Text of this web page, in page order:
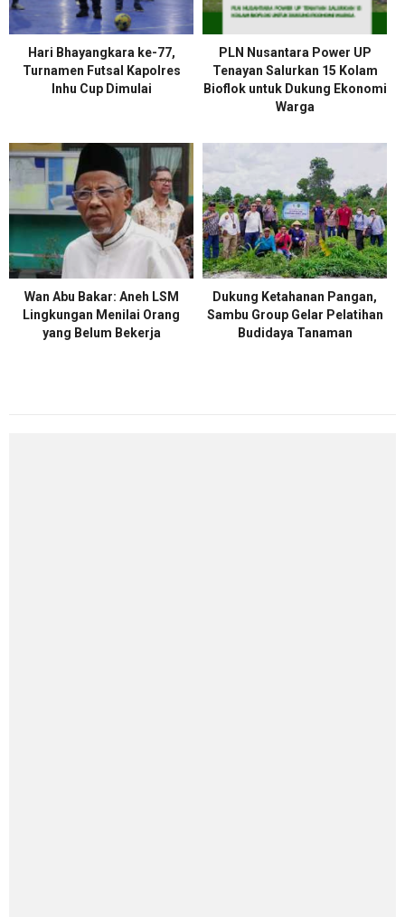
Hari Bhayangkara ke-77,
Turnamen Futsal Kapolres
Inhu Cup Dimulai
PLN Nusantara Power UP
Tenayan Salurkan 15 Kolam
Bioflok untuk Dukung Ekonomi
Warga
Wan Abu Bakar: Aneh LSM
Lingkungan Menilai Orang
yang Belum Bekerja
Dukung Ketahanan Pangan,
Sambu Group Gelar Pelatihan
Budidaya Tanaman